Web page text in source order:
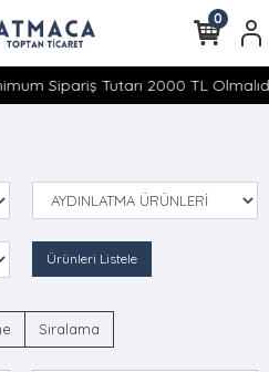
Sipariş Tutarı 2000 TL
0
Ürünleri Listele
Sıralama